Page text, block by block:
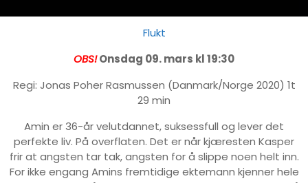
Flukt
OBS!Onsdag 09. mars kl 19:30
Regi: Jonas Poher Rasmussen (Danmark/Norge 2020) 1t
29 min
Amin er 36-år velutdannet, suksessfull og lever det
perfekte liv. På overflaten. Det er når kjæresten Kasper
frir at angsten tar tak, angsten for å slippe noen helt inn.
For ikke engang Amins fremtidige ektemann kjenner hele